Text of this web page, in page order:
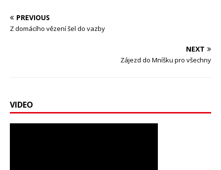
PREVIOUS
Z domácího vězení šel do vazby
NEXT
Zájezd do Mníšku pro všechny
VIDEO